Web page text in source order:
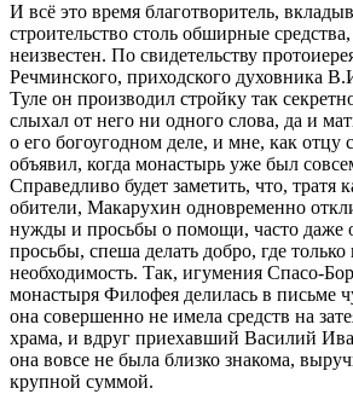
И всё это время благотворитель,
строительство столь обширные средства,
неизвестен. По свидетельству
Речминского, приходского духовника
Туле он производил стройку так
слыхал от него ни одного слова, да и
о его богоугодном деле, и мне, как отцу
объявил, когда монастырь уже был
Справедливо будет заметить, что, тратя
обители, Макарухин одновременно
нужды и просьбы о помощи, часто даже
просьбы, спеша делать добро, где
необходимость. Так, игумения Спасо-
монастыря Филофея делилась в письме
она совершенно не имела средств на
храма, и вдруг приехавший Василий
она вовсе не была близко знакома,
крупной суммой.